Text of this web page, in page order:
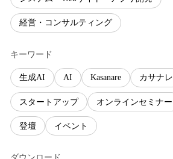
経営・コンサルティング
キーワード
生成AI AI Kasanare カサナレ
スタートアップ オンラインセミナー
登壇 イベント